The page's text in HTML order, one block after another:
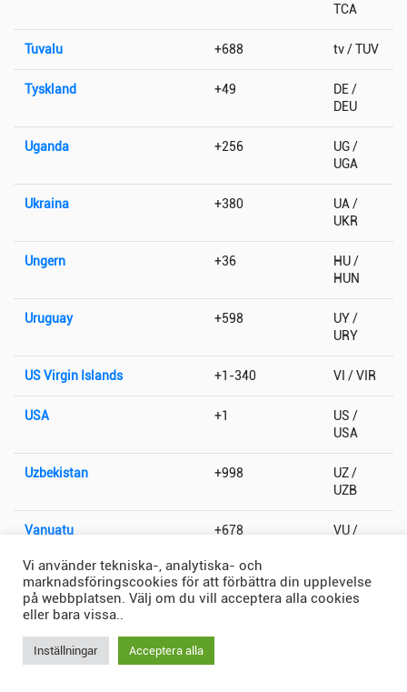
TCA
Tuvalu +688 tv / TUV
Tyskland +49
DE /
DEU
Uganda +256
UG /
UGA
Ukraina +380
UA /
UKR
Ungern +36
HU /
HUN
Uruguay +598
UY /
URY
US Virgin Islands +1-340 VI / VIR
USA +1
US /
USA
Uzbekistan +998
UZ /
UZB
Vanuatu +678
VU /
Vatikanstaten +379 VA / VAT
Vi använder tekniska-, analytiska- och
marknadsföringscookies för att förbättra din upplevelse
på webbplatsen. Välj om du vill acceptera alla cookies
eller bara vissa..
Inställningar Acceptera alla